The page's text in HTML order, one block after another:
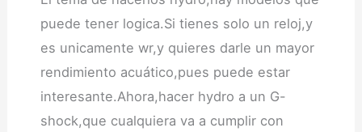
puede tener logica.Si tienes solo un reloj,y
es unicamente wr,y quieres darle un mayor
rendimiento acuático,pues puede estar
interesante.Ahora,hacer hydro a un G-
shock,que cualquiera va a cumplir con